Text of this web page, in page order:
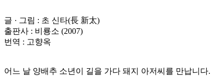
글 · 그림 : 초 신타(長 新太)
출판사 : 비룡소 (2007)
번역 : 고향옥
어느 날 양배추 소년이 길을 가다 돼지 아저씨를 만납니다.